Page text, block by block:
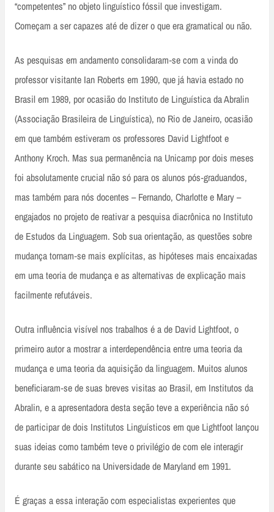
“competentes” no objeto linguístico fóssil que investigam.
Começam a ser capazes até de dizer o que era gramatical ou não.
As pesquisas em andamento consolidaram‑se com a vinda do
professor visitante Ian Roberts em 1990, que já havia estado no
Brasil em 1989, por ocasião do Instituto de Linguística da Abralin
(Associação Brasileira de Linguística), no Rio de Janeiro, ocasião
em que também estiveram os professores David Lightfoot e
Anthony Kroch. Mas sua permanência na Unicamp por dois meses
foi absolutamente crucial não só para os alunos pós‑graduandos,
mas também para nós docentes – Fernando, Charlotte e Mary –
engajados no projeto de reativar a pesquisa diacrônica no Instituto
de Estudos da Linguagem. Sob sua orientação, as questões sobre
mudança tornam‑se mais explícitas, as hipóteses mais encaixadas
em uma teoria de mudança e as alternativas de explicação mais
facilmente refutáveis.
Outra influência visível nos trabalhos é a de David Lightfoot, o
primeiro autor a mostrar a interdependência entre uma teoria da
mudança e uma teoria da aquisição da linguagem. Muitos alunos
beneficiaram‑se de suas breves visitas ao Brasil, em Institutos da
Abralin, e a apresentadora desta seção teve a experiência não só
de participar de dois Institutos Linguísticos em que Lightfoot lançou
suas ideias como também teve o privilégio de com ele interagir
durante seu sabático na Universidade de Maryland em 1991.
É graças a essa interação com especialistas experientes que